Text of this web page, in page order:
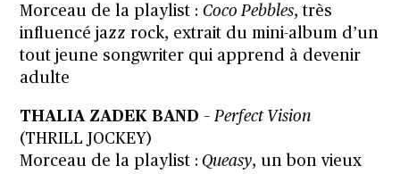
Morceau de la playlist :Coco Pebbles, très
influencé jazz rock, extrait du mini-album d’un
tout jeune songwriter qui apprend à devenir
adulte
THALIA ZADEK BAND –Perfect Vision
(THRILL JOCKEY)
Morceau de la playlist : Queasy, un bon vieux